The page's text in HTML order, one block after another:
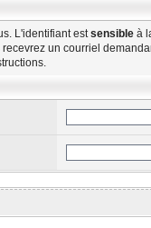
L'identifiant estsensibleà
un courriel